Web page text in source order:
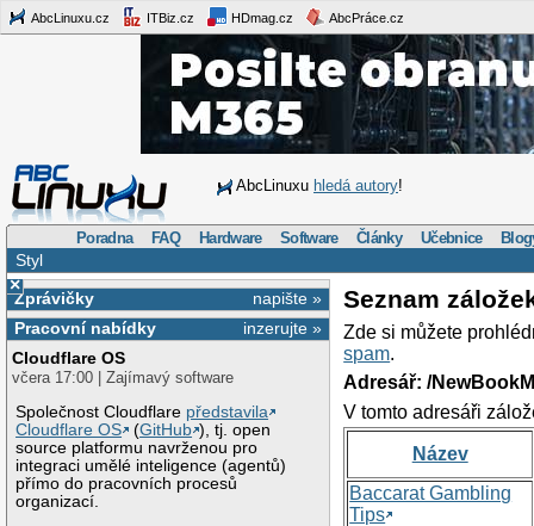
AbcLinuxu.cz ITBiz.cz HDmag.cz AbcPráce.cz
AbcLinuxu hledá autory!
Poradna FAQ Hardware Software Články Učebnice
Styl
×
napište »
Zprávičky
inzerujte »
Pracovní nabídky
Cloudflare OS
včera 17:00 | Zajímavý software
Společnost Cloudflare představila
Cloudflare OS
(GitHub ), tj. open
source platformu navrženou pro
integraci umělé inteligence (agentů)
přímo do pracovních procesů
organizací.
Seznam
Zde si můžete
spam.
Adresář: /
V tomto adresáři
Název
Baccarat Gambling
Tips